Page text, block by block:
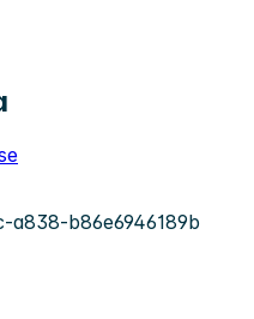
a838-b86e6946189b